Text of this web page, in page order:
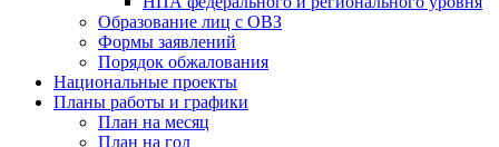
Образование лиц с ОВЗ
Формы заявлений
Порядок обжалования
Национальные проекты
Планы работы и графики
План на месяц
План на год